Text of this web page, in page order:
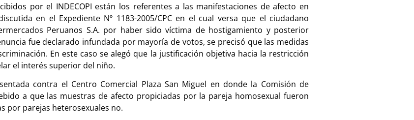
por el INDECOPI están los referentes a las manifestaciones de afecto en
en el Expediente Nº 1183-2005/CPC en el cual versa que el ciudadano
Peruanos S.A. por haber sido víctima de hostigamiento y posterior
fue declarado infundada por mayoría de votos, se precisó que las medidas
En este caso se alegó que la justificación objetiva hacia la restricción
el interés superior del niño.
contra el Centro Comercial Plaza San Miguel en donde la Comisión de
a que las muestras de afecto propiciadas por la pareja homosexual fueron
por parejas heterosexuales no.